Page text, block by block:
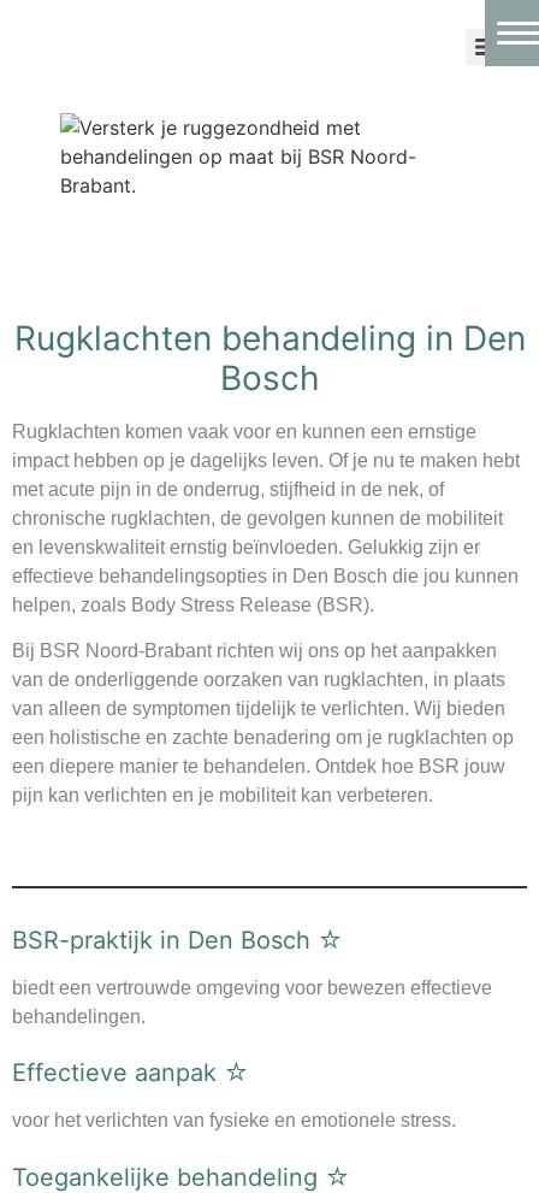
Rugklachten behandeling in Den
Bosch
Rugklachten komen vaak voor en kunnen een ernstige
impact hebben op je dagelijks leven. Of je nu te maken hebt
met acute pijn in de onderrug, stijfheid in de nek, of
chronische rugklachten, de gevolgen kunnen de mobiliteit
en levenskwaliteit ernstig beïnvloeden. Gelukkig zijn er
effectieve behandelingsopties in Den Bosch die jou kunnen
helpen, zoals Body Stress Release (BSR).
Bij BSR Noord-Brabant richten wij ons op het aanpakken
van de onderliggende oorzaken van rugklachten, in plaats
van alleen de symptomen tijdelijk te verlichten. Wij bieden
een holistische en zachte benadering om je rugklachten op
een diepere manier te behandelen. Ontdek hoe BSR jouw
pijn kan verlichten en je mobiliteit kan verbeteren.
BSR-praktijk in Den Bosch ☆
biedt een vertrouwde omgeving voor bewezen effectieve
behandelingen.
Effectieve aanpak ☆
voor het verlichten van fysieke en emotionele stress.
Toegankelijke behandeling ☆
Body Stress Release
Welke klachten
Contact